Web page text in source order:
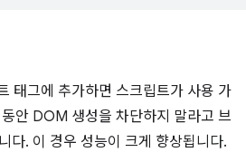
태그에 추가하면 스크립트가 사용 가
안 DOM 생성을 차단하지 말라고 브
다. 이 경우 성능이 크게 향상됩니다.